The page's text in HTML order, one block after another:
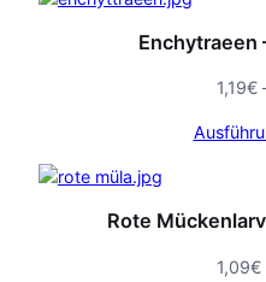
Enchytraeen
1,19€
Rote
1,09€